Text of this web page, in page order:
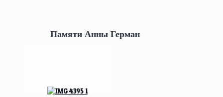
Памяти Анны Герман